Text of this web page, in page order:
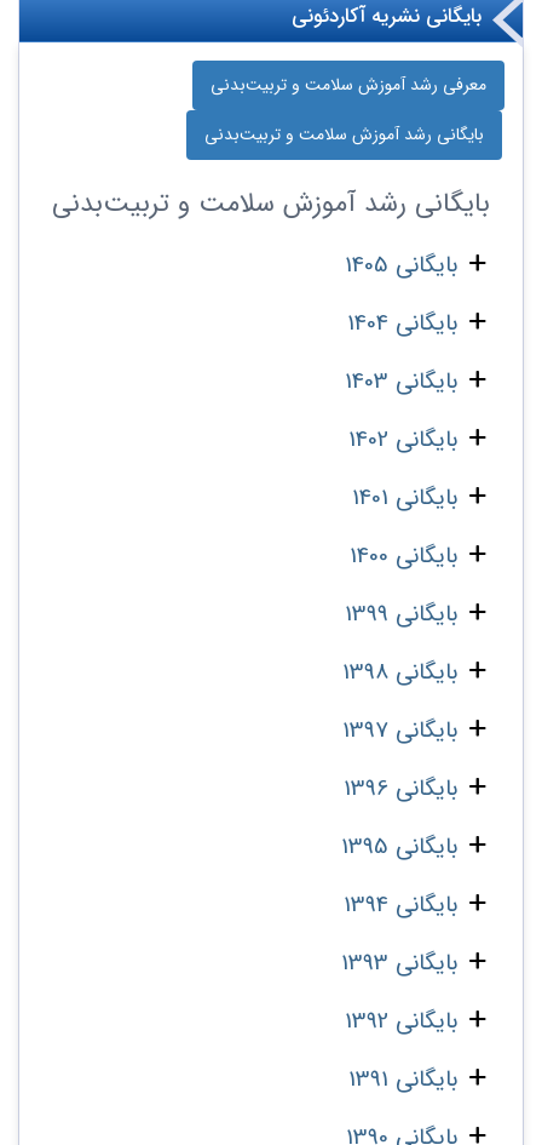
بایگانی نشریه آکاردئونی
معرفی رشد آموزش سلامت و تربیت‌بدنی
بایگانی رشد آموزش سلامت و تربیت‌بدنی
بایگانی رشد آموزش سلامت و تربیت‌بدنی
بایگانی 1405
بایگانی 1404
بایگانی 1403
بایگانی 1402
بایگانی 1401
بایگانی 1400
بایگانی 1399
بایگانی 1398
بایگانی 1397
بایگانی 1396
بایگانی 1395
بایگانی 1394
بایگانی 1393
بایگانی 1392
بایگانی 1391
بایگانی 1390